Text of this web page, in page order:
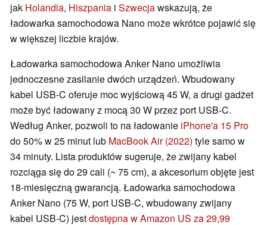
jak Holandia, Hiszpania i Szwecjawskazują, że
ładowarka samochodowa Nano może wkrótce pojawić się
w większej liczbie krajów.
Ładowarka samochodowa Anker Nano umożliwia
jednoczesne zasilanie dwóch urządzeń. Wbudowany
kabel USB-C oferuje moc wyjściową 45 W, a drugi gadżet
może być ładowany z mocą 30 W przez port USB-C.
Według Anker, pozwoli to na ładowanie iPhone'a 15 Pro
do 50% w 25 minut lub MacBook Air (2022) tyle samo w
34 minuty. Lista produktów sugeruje, że zwijany kabel
rozciąga się do 29 cali (~ 75 cm), a akcesorium objęte jest
18-miesięczną gwarancją. Ładowarka samochodowa
Anker Nano (75 W, port USB-C, wbudowany zwijany
kabel USB-C) jestdostępna w Amazon US za 29,99